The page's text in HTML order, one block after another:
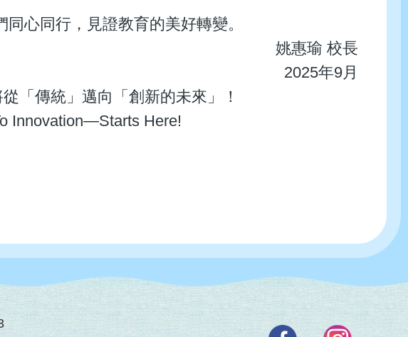
心同行，見證教育的美好轉變。
姚惠瑜 校長
2025年9月
「傳統」邁向「創新的未來」！
Innovation—Starts Here!